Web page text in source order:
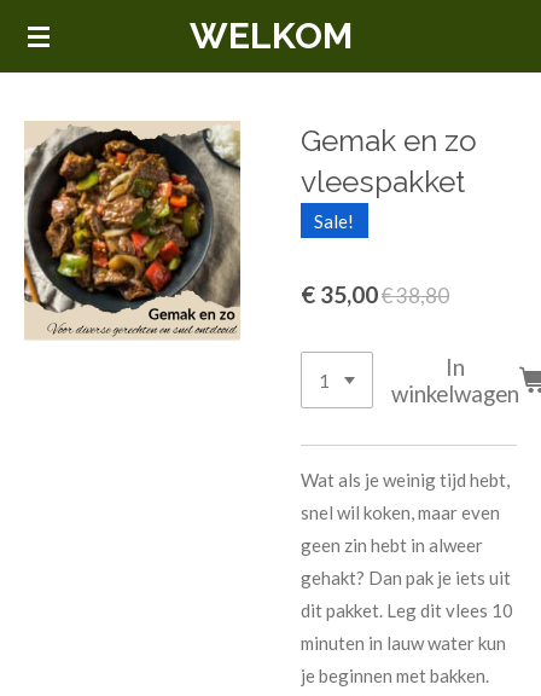
Ga
de
hoofdinhoud
WELKOM
Gemak en zo
vleespakket
Sale!
€ 35,00€ 38,80
In
winkelwagen
Wat als je weinig tijd hebt,
snel wil koken, maar even
geen zin hebt in alweer
gehakt? Dan pak je iets uit
dit pakket. Leg dit vlees 10
minuten in lauw water kun
je beginnen met bakken.